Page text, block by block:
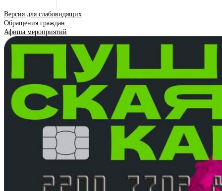
Версия для слабовидящих
Обращения граждан
Афиша мероприятий